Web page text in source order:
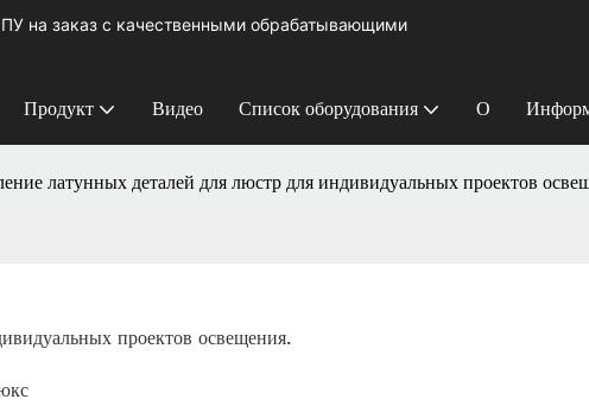
на заказ с качественными обрабатывающими
Продукт Видео Список оборудования О
латунных деталей для люстр для индивидуальных проектов
проектов освещения.